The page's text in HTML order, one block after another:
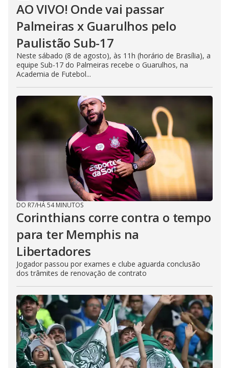
AO VIVO! Onde vai passar
Palmeiras x Guarulhos pelo
Paulistão Sub-17
Neste sábado (8 de agosto), às 11h (horário de Brasília), a
equipe Sub-17 do Palmeiras recebe o Guarulhos, na
Academia de Futebol...
DO R7/HÁ 54 MINUTOS
Corinthians corre contra o tempo
para ter Memphis na
Libertadores
Jogador passou por exames e clube aguarda conclusão
dos trâmites de renovação de contrato